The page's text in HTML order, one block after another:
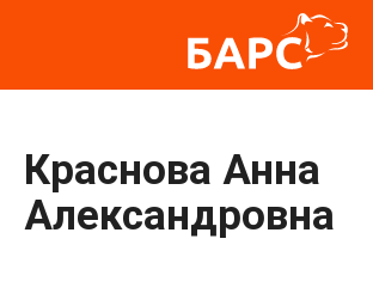
Краснова Анна
Александровна